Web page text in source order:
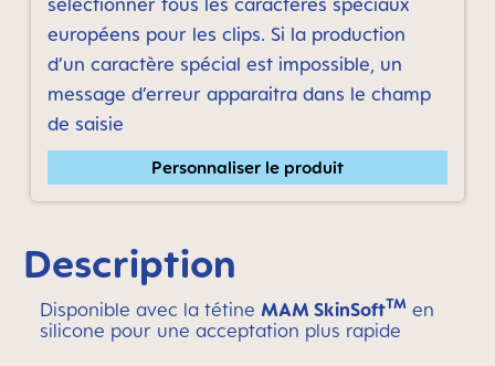
sélectionner tous les caractères spéciaux
européens pour les clips. Si la production
d’un caractère spécial est impossible, un
message d’erreur apparaitra dans le champ
de saisie
Personnaliser le produit
Description
Disponible avec la tétine MAM SkinSoftTM en
silicone pour une acceptation plus rapide